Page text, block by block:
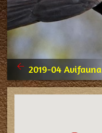
2019-04 Avifauna